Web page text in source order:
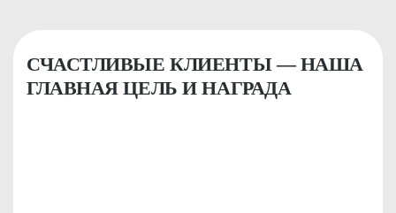
СЧАСТЛИВЫЕ КЛИЕНТЫ — НАША
ГЛАВНАЯ ЦЕЛЬ И НАГРАДА